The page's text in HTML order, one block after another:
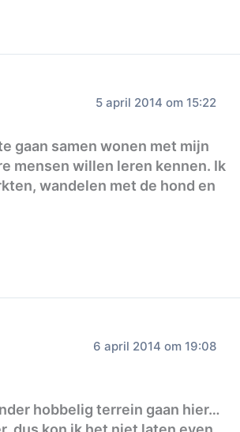
5 april 2014 om 15:22
gaan samen wonen met mijn
mensen willen leren kennen. Ik
wandelen met de hond en
6 april 2014 om 19:08
hobbelig terrein gaan hier…